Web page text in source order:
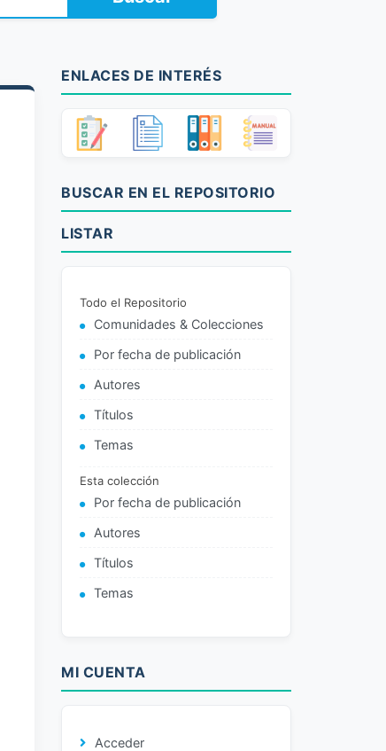
ENLACES DE INTERÉS
BUSCAR EN EL REPOSITORIO
LISTAR
Todo el Repositorio
Comunidades & Colecciones
Por fecha de publicación
Autores
Títulos
Temas
Esta colección
Por fecha de publicación
Autores
Títulos
Temas
MI CUENTA
Acceder